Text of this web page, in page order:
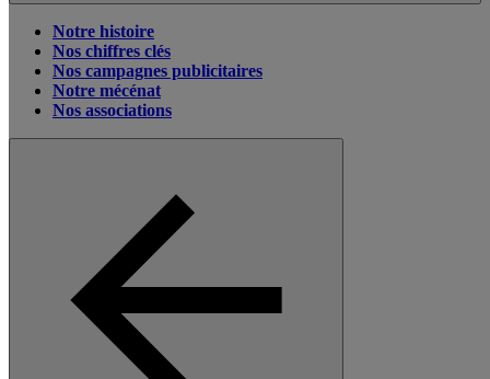
Notre histoire
Nos chiffres clés
Nos campagnes publicitaires
Notre mécénat
Nos associations